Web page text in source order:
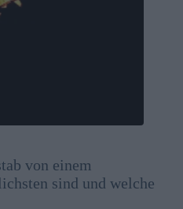
von einem
sind und welche